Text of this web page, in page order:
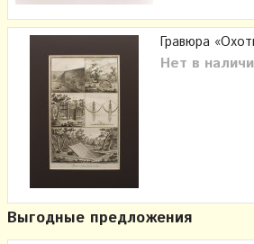
Гравюра
Нет в
Выгодные предложения